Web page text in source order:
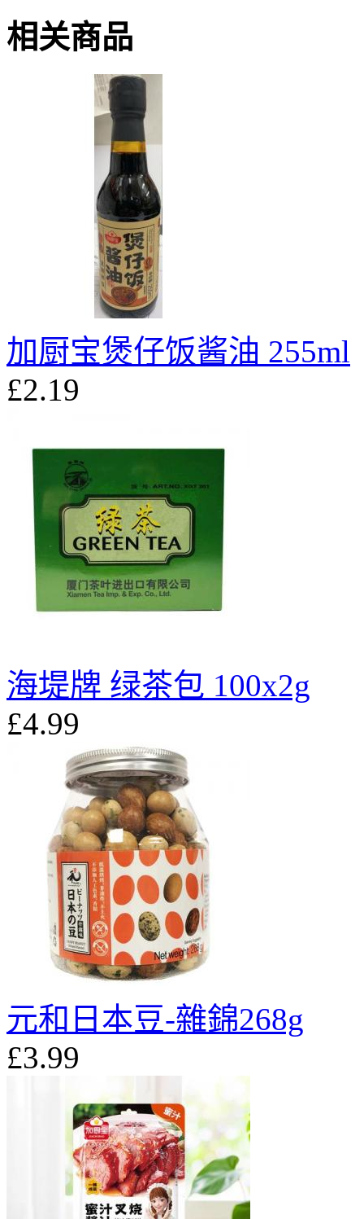
相关商品
加厨宝煲仔饭酱油 255ml
£2.19
海堤牌 绿茶包 100x2g
£4.99
元和日本豆-雜錦268g
£3.99